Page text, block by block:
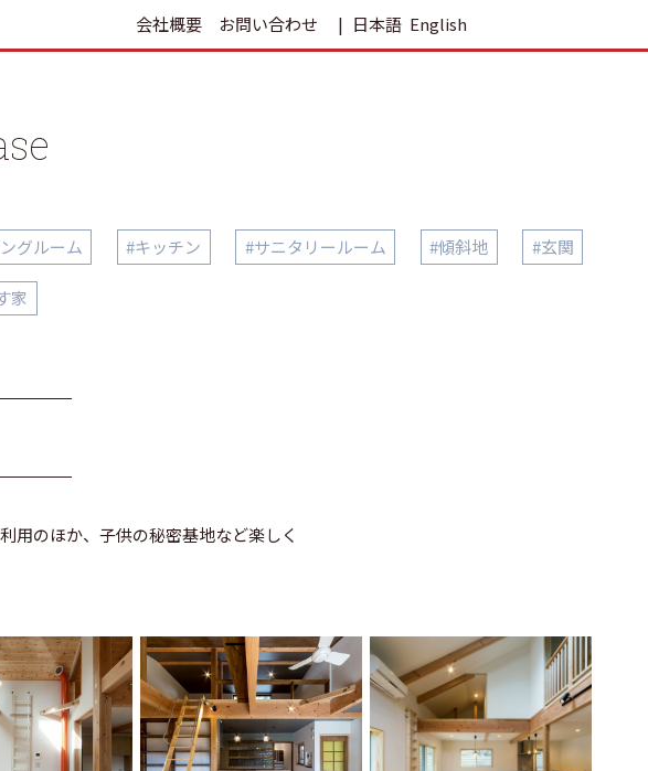
会社概要 お問い合わせ 日本語 English
グルーム #キッチン #サニタリールーム #傾斜地 #玄関
家
用のほか、子供の秘密基地など楽しく